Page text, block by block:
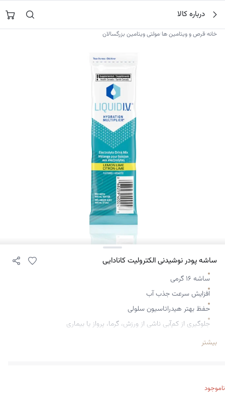
محتوا
جستجو در
درباره کالا
خانه›قرص و ویتامین ها›مولتی ویتامین بزرگسالان
ساشه پودر نوشیدنی الکترولیت کانادایی
ساشه ۱۶ گرمی
افزایش سرعت جذب آب
حفظ بهتر هیدراتاسیون سلولی
جلوگیری از کم‌آبی ناشی از ورزش، گرما، پرواز یا بیماری
کمک به جذب سریع‌تر مایعات
بهبود جذب آهن
بیشتر
ناموجود